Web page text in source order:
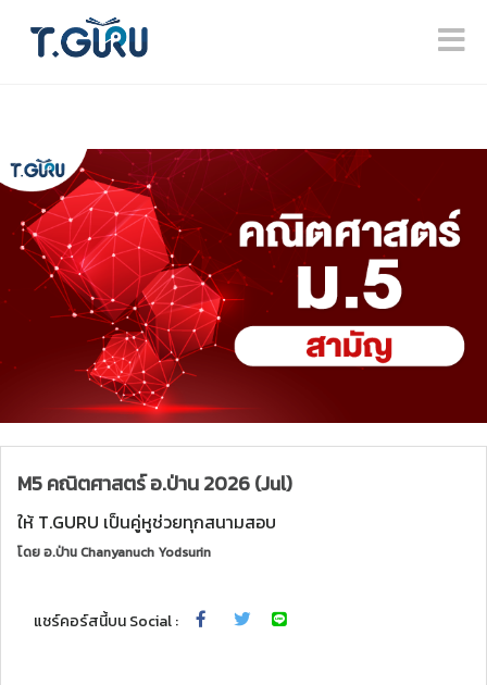
M5 คณิตศาสตร์ อ.ป่าน 2026 (Jul)
ให้ T.GURU เป็นคู่หูช่วยทุกสนามสอบ
โดยอ.ป่าน Chanyanuch Yodsurin
แชร์คอร์สนี้บน Social :